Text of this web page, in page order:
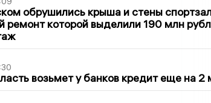
обрушились крыша и стены
ремонт которой выделили 190 млн
возьмет у банков кредит еще на